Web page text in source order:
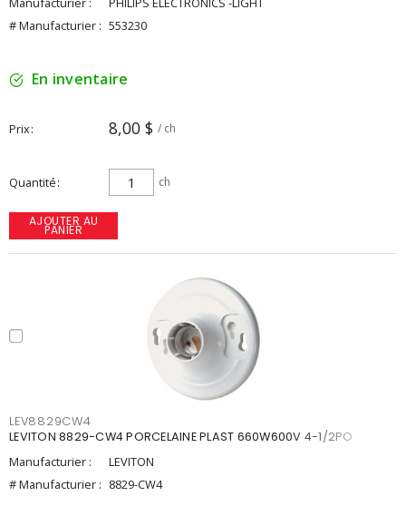
# Manufacturier : 553230
En inventaire
Prix 8,00 $ / ch
Quantité ch
AJOUTER AU
PANIER
LEV8829CW4
LEVITON 8829-CW4 PORCELAINE PLAST 660W600V 4-1/2PO
Manufacturier :
LEVITON
# Manufacturier : 8829-CW4